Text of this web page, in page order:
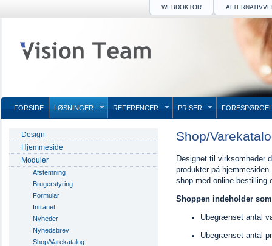
WEBDOKTOR
FORSIDE LØSNINGER REFERENCER PRISER
Design
Hjemmeside
Moduler
Afstemning
Brugerstyring
Formular
Intranet
Nyheder
Nyhedsbrev
Shop/Varekatalog
Shop/
Designet til virksomheder
produkter på
shop med online-bestilling
Shoppen indeholder
Ubegrænset antal
Ubegrænset antal